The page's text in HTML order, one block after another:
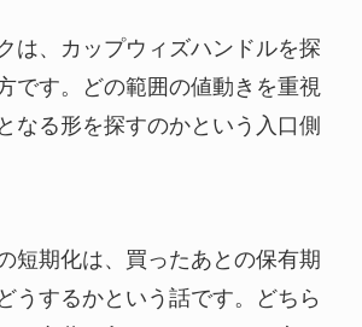
は、カップウィズハンドルを探
です。どの範囲の値動きを重視
なる形を探すのかという入口側
短期化は、買ったあとの保有期
うするかという話です。どちら